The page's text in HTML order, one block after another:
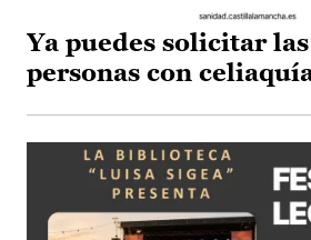
Ya puedes solicitar
personas con